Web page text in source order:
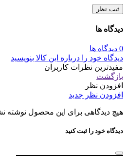
ثبت نظر
دیدگاه ها
0 دیدگاه ها
دیدگاه خود را درباره این کالا بنویسید
مفیدترین نظرات کاربران
بازگشت
افزودن نظر
افزودن نظر جدید
هیچ دیدگاهی برای این محصول نوشته
دیدگاه خود را ثبت کنید